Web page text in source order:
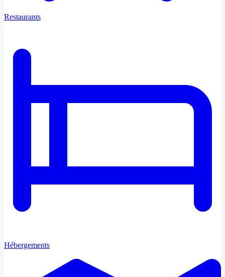
Restaurants
Hébergements